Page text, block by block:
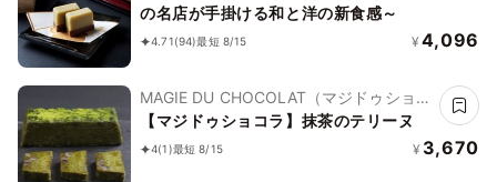
の名店が手掛ける和と洋の新食感～
4.71(94)最短 8/15 ¥ 4,096
MAGIE DU CHOCOLAT（マジドゥショコ
ラ）
【マジドゥショコラ】抹茶のテリーヌ
4(1)最短 8/15 ¥ 3,670